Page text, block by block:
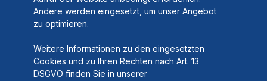
Andere werden eingesetzt, um unser Angebot
zu optimieren.
Weitere Informationen zu den eingesetzten
Cookies und zu Ihren Rechten nach Art. 13
DSGVO finden Sie in unserer